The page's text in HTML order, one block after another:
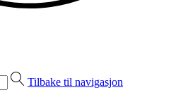
Tilbake til navigasjon